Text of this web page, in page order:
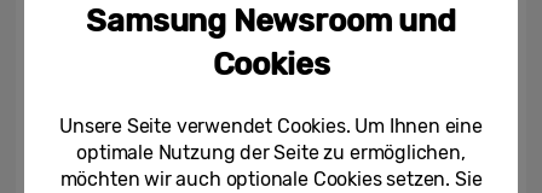
Samsung Hausgeräte
Top-Service für Samsung
Hausgeräte
Samsung Newsroom und
Cookies
Unsere Seite verwendet Cookies. Um Ihnen eine
optimale Nutzung der Seite zu ermöglichen,
möchten wir auch optionale Cookies setzen. Sie